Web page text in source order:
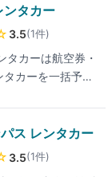
都道府県をカバ
・北海道など観
カー予約に強みが
載車両は登録3年
車が中心です。
1時間前までの
ます。検索結果に
ているケースが多
容と総額は予約
認ください。対応
都道府県で、特
ンタカー
3.5(1件)
タカーは航空券・
カーを一括予約
ー部門です。空港
見つけやすく、出
とめて予約したい
ス レンタカー
3.5(1件)